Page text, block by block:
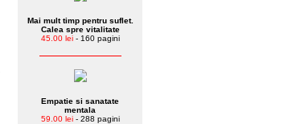
Mai mult timp pentru suflet.
Calea spre vitalitate
45.00 lei- 160 pagini
Empatie si sanatate
mentala
59.00 lei- 288 pagini